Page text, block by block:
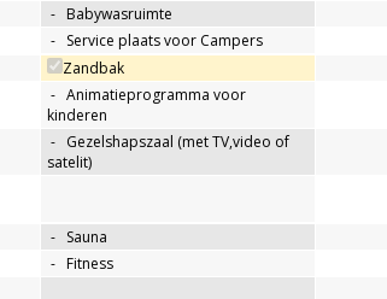
- Babywasruimte
- Service plaats voor Campers
Zandbak
- Animatieprogramma voor
kinderen
- Gezelshapszaal (met TV,video of
satelit)
- Sauna
- Fitness